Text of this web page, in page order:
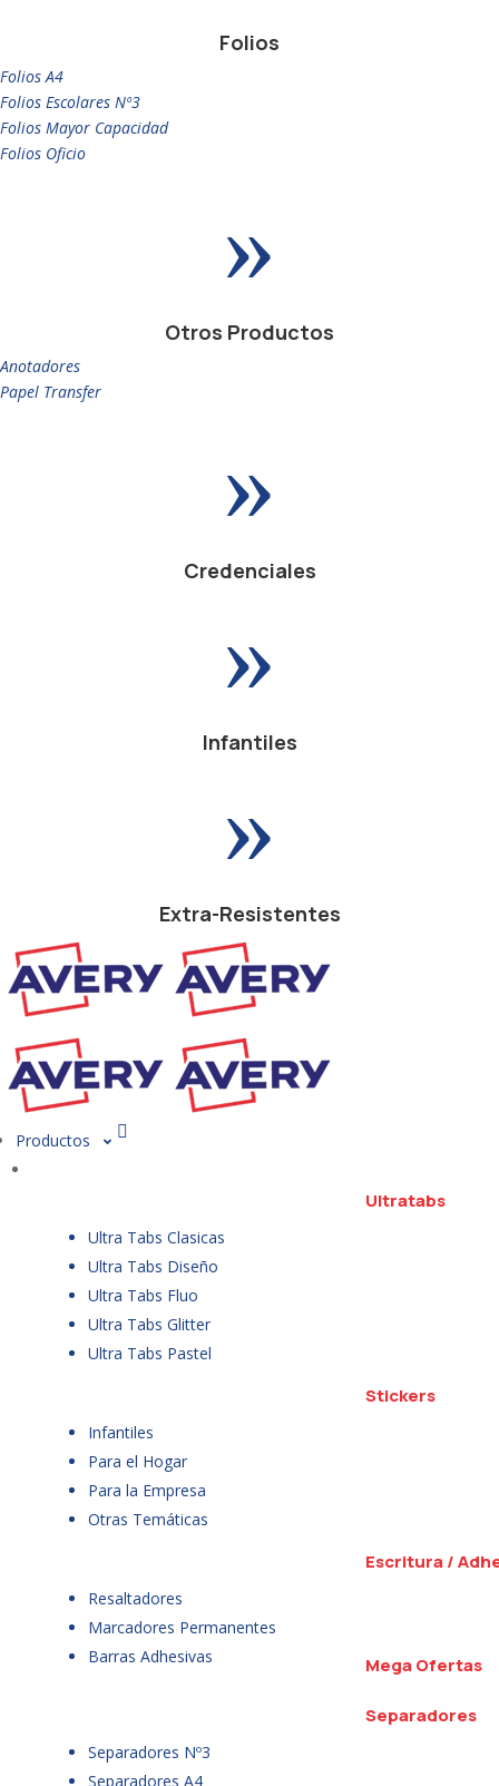
Folios
Folios A4
Folios Escolares Nº3
Folios Mayor Capacidad
Folios Oficio
»
Otros Productos
Anotadores
Papel Transfer
»
Credenciales
»
Infantiles
»
Extra-Resistentes
Productos
Ultratabs
Ultra Tabs Clasicas
Ultra Tabs Diseño
Ultra Tabs Fluo
Ultra Tabs Glitter
Ultra Tabs Pastel
Stickers
Infantiles
Para el Hogar
Para la Empresa
Otras Temáticas
Escritura /
Resaltadores
Marcadores Permanentes
Barras Adhesivas
Mega Ofertas
Separadores
Separadores Nº3
Separadores A4